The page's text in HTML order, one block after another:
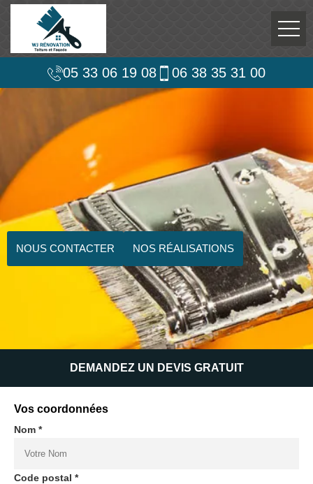
05 33 06 19 08 06 38 35 31 00
NOUS CONTACTER NOS RÉALISATIONS
DEMANDEZ UN DEVIS GRATUIT
Vos coordonnées
Nom *
Code postal *